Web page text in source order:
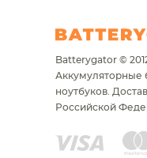
Batterygator ©
Аккумуляторные
ноутбуков.
Российской